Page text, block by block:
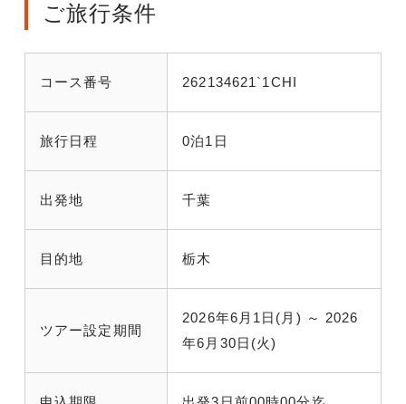
ご旅行条件
コース番号 262134621`1CHI
旅行日程 0泊1日
出発地 千葉
目的地 栃木
ツアー設定期間
2026年6月1日(月) ～ 2026
年6月30日(火)